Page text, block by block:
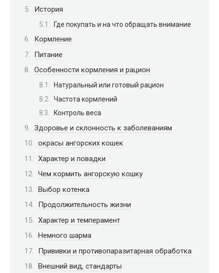
История
Где покупать и на что обращать внимание
Кормление
Питание
Особенности кормления и рацион
Натуральный или готовый рацион
Частота кормлений
Контроль веса
Здоровье и склонность к заболеваниям
окрасы ангорских кошек
Характер и повадки
Чем кормить ангорскую кошку
Выбор котенка
Продолжительность жизни
Характер и темперамент
Немного шарма
Прививки и противопаразитарная обработка
Внешний вид, стандарты